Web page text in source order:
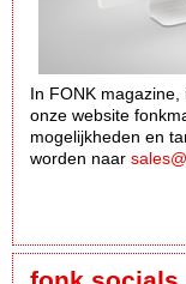
In FONK
onze website
mogelijkheden en
worden naar